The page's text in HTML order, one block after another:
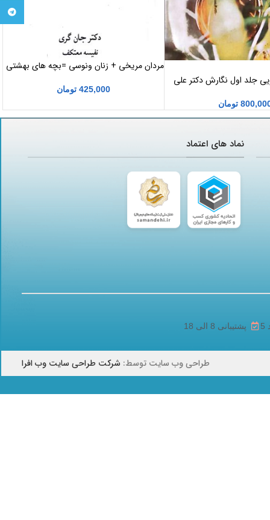
جلد اول نگارش دکتر علی
تومان
مردان مریخی + زنان ونوسی =بچه های بهشتی
425,000 تومان
نماد های اعتماد
پشتیبانی 8 الی 18
طراحی وب سایت توسط: شرکت طراحی سایت وب افرا
تلگرام